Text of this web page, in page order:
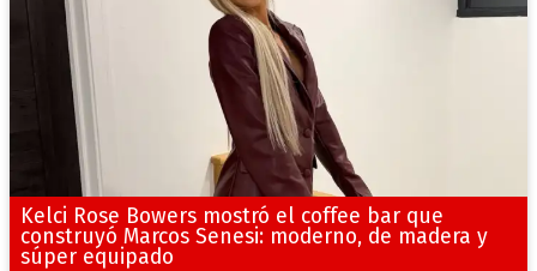
Kelci Rose Bowers mostró el coffee bar que
construyó Marcos Senesi: moderno, de madera y
súper equipado